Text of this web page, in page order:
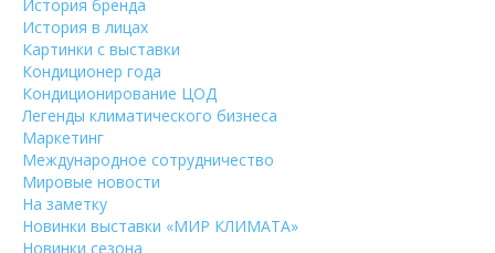
История бренда
История в лицах
Картинки с выставки
Кондиционер года
Кондиционирование ЦОД
Легенды климатического бизнеса
Маркетинг
Международное сотрудничество
Мировые новости
На заметку
Новинки выставки «МИР КЛИМАТА»
Новинки сезона